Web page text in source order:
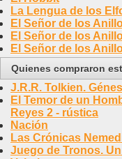
La Lengua de los
El Señor de los
El Señor de los
El Señor de los
Quienes compraron
J.R.R. Tolkien.
El Temor de un
Reyes 2 - rústica
Nación
Las Crónicas
Juego de Tronos.